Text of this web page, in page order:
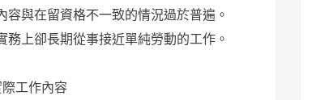
與在留資格不一致的情況過於普遍。
上卻長期從事接近單純勞動的工作。
工作內容